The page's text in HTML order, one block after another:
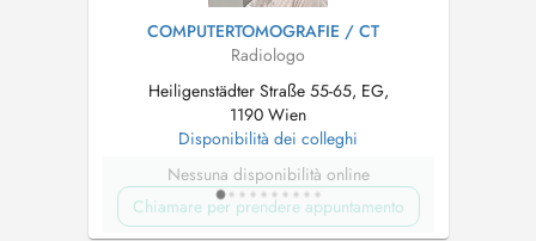
COMPUTERTOMOGRAFIE / CT
Radiologo
Heiligenstädter Straße 55-65, EG,
1190 Wien
Disponibilità dei colleghi
Nessuna disponibilità online
Chiamare per prendere appuntamento